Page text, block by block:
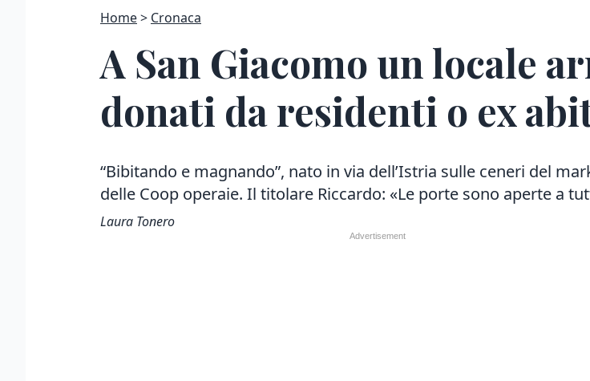
Home Cronaca
A San Giacomo un locale
donati da residenti o ex
“Bibitando e magnando”, nato in via dell’Istria sulle ceneri del
delle Coop operaie. Il titolare Riccardo: «Le porte sono aperte a
Laura Tonero